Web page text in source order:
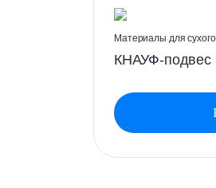
Материалы для
КНАУФ-подвес